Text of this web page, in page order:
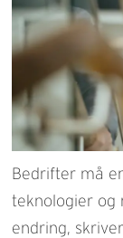
Bedrifter må
teknologier og
endring,